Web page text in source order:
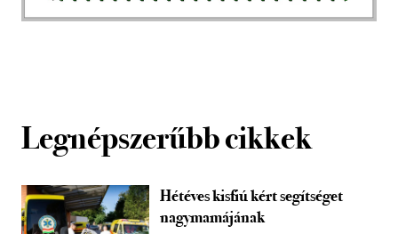
Legnépszerűbb cikkek
Hétéves kisfiú kért segítséget
nagymamájának